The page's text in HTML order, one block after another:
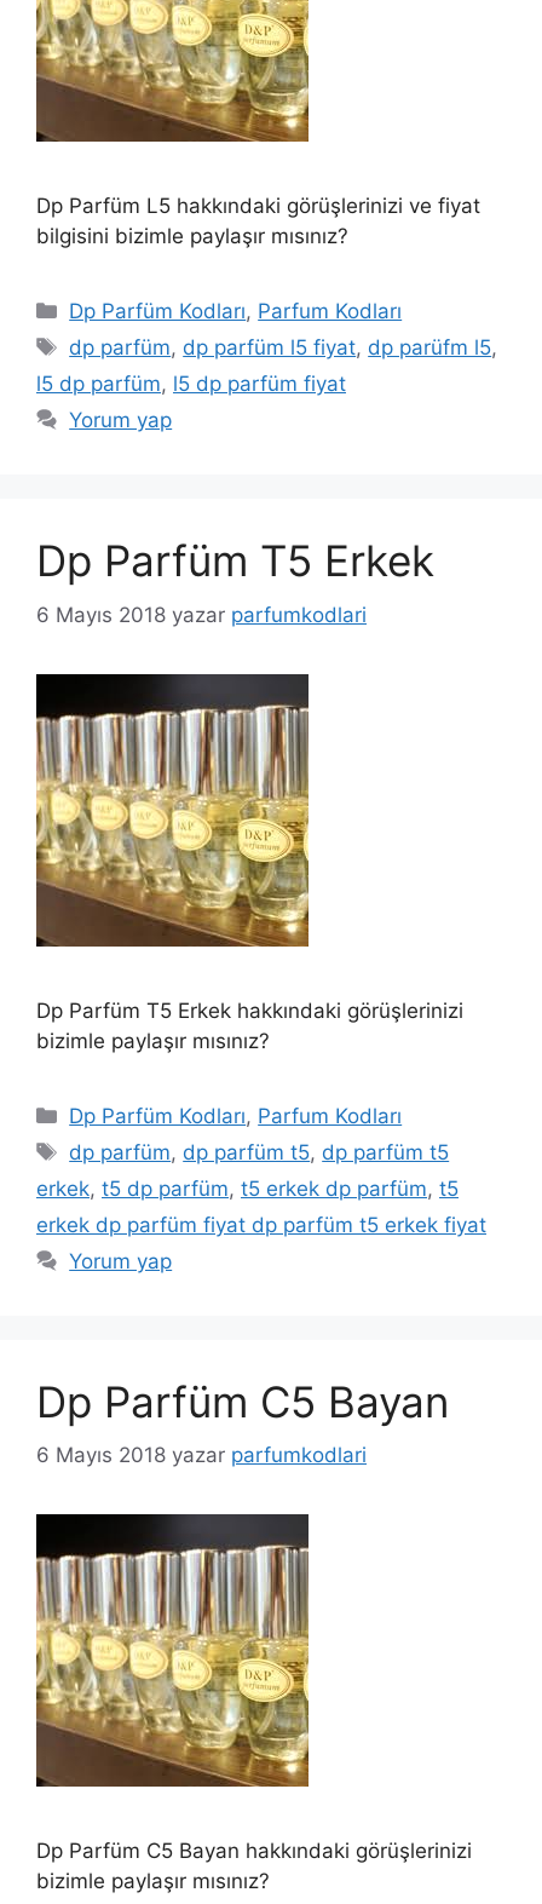
Dp Parfüm L5 hakkındaki görüşlerinizi ve fiyat
bilgisini bizimle paylaşır mısınız?
Kategoriler
Dp Parfüm Kodları, Parfum Kodları
Etiketler
dp parfüm, dp parfüm l5 fiyat, dp parüfm l5,
l5 dp parfüm, l5 dp parfüm fiyat
Yorum yap
Dp Parfüm T5 Erkek
6 Mayıs 2018 yazar parfumkodlari
Dp Parfüm T5 Erkek hakkındaki görüşlerinizi
bizimle paylaşır mısınız?
Kategoriler
Dp Parfüm Kodları, Parfum Kodları
Etiketler
dp parfüm, dp parfüm t5, dp parfüm t5
erkek, t5 dp parfüm, t5 erkek dp parfüm, t5
erkek dp parfüm fiyat dp parfüm t5 erkek fiyat
Yorum yap
Dp Parfüm C5 Bayan
6 Mayıs 2018 yazar parfumkodlari
Dp Parfüm C5 Bayan hakkındaki görüşlerinizi
bizimle paylaşır mısınız?